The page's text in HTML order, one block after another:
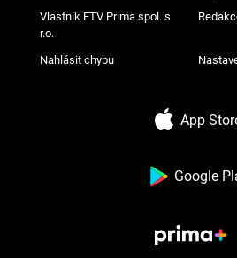
Vlastník FTV Prima spol. s
r.o.
Nahlásit chybu
App
Google